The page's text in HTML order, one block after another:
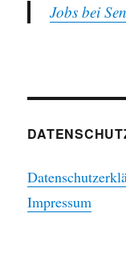
Jobs bei
Impressum